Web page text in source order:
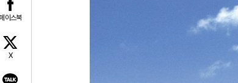
이스북
X